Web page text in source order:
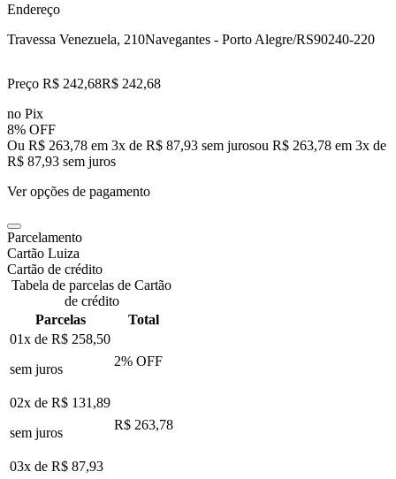
Endereço
Travessa Venezuela, 210Navegantes - Porto Alegre/RS90240-220
Preço R$ 242,68R$ 242,68
no Pix
8% OFF
Ou R$ 263,78 em 3x de R$ 87,93 sem jurosou R$ 263,78 em 3x de
R$ 87,93 sem juros
Ver opções de pagamento
Parcelamento
Cartão Luiza
Cartão de crédito
Tabela de parcelas de Cartão
de crédito
Parcelas
Total
01x de R$ 258,50
sem juros
2% OFF
02x de R$ 131,89
sem juros
R$ 263,78
03x de R$ 87,93